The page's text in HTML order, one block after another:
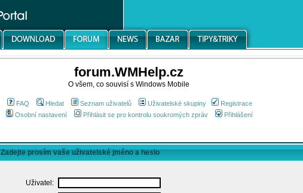
forum.WMHelp.cz
O všem, co souvisí s Windows Mobile
FAQ Hledat Seznam uživatelů Uživatelské skupiny
Registrace
Osobní nastavení
Přihlásit se pro kontrolu soukromých zpráv Přihlášení
Zadejte prosím vaše uživatelské jméno a heslo
Uživatel: